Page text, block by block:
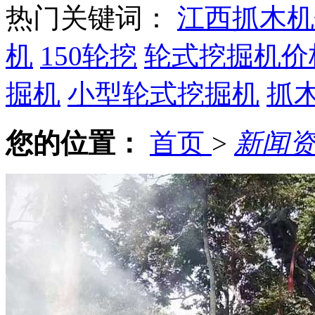
热门关键词： 江西抓木
机 150轮挖 轮式挖掘机
掘机 小型轮式挖掘机 抓
您的位置： 首页 > 新闻